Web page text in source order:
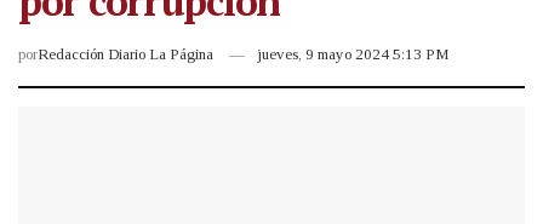
porRedacción Diario La Página jueves, 9 mayo 2024 5:13 PM